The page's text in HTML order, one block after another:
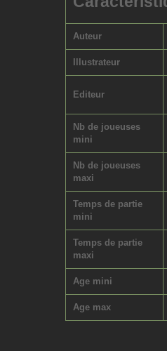
Auteur
Illustrateur
Editeur
Nb de joueuses
mini
Nb de joueuses
maxi
Temps de partie
mini
Temps de partie
maxi
Age mini
Age max